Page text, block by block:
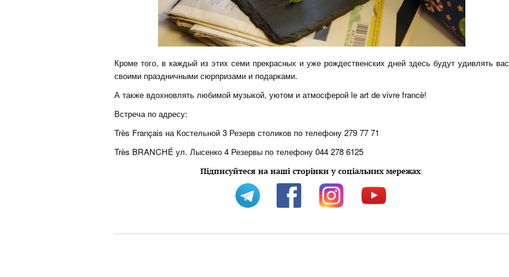
Кроме того, в каждый из этих семи прекрасных и уже рождественских дней здесь будут удивлять вас
своими праздничными сюрпризами и подарками.
А также вдохновлять любимой музыкой, уютом и атмосферой le art de vivre francè!
Встреча по адресу:
Très Français на Костельной 3 Резерв столиков по телефону 279 77 71
Très BRANCHÉ ул. Лысенко 4 Резервы по телефону 044 278 6125
Підписуйтеся на наші сторінки у соціальних мережах: